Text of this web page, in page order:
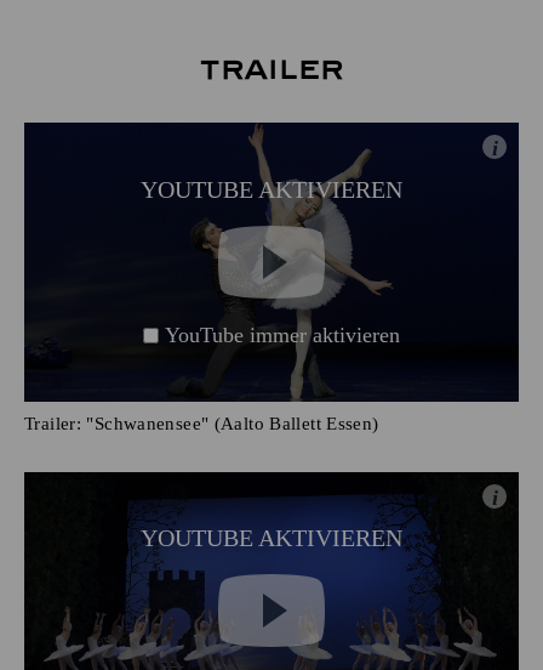
Trailer
YOUTUBE AKTIVIEREN
i
YouTube immer aktivieren
Trailer: "Schwanensee" (Aalto Ballett Essen)
YOUTUBE AKTIVIEREN
i